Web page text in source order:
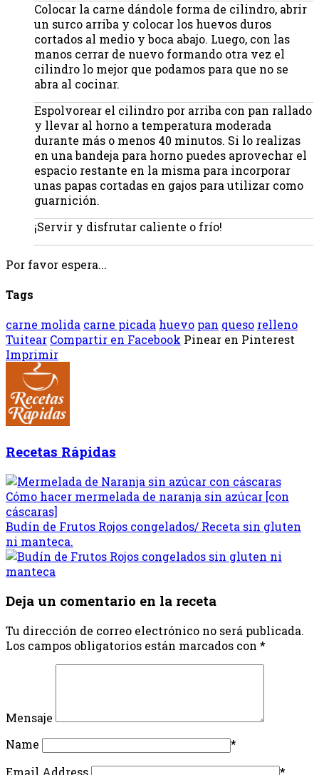
Colocar la carne dándole forma de cilindro, abrir
un surco arriba y colocar los huevos duros
cortados al medio y boca abajo. Luego, con las
manos cerrar de nuevo formando otra vez el
cilindro lo mejor que podamos para que no se
abra al cocinar.
Espolvorear el cilindro por arriba con pan rallado
y llevar al horno a temperatura moderada
durante más o menos 40 minutos. Si lo realizas
en una bandeja para horno puedes aprovechar el
espacio restante en la misma para incorporar
unas papas cortadas en gajos para utilizar como
guarnición.
¡Servir y disfrutar caliente o frío!
Por favor espera...
Tags
carne molida carne picada huevo pan queso relleno
Tuitear Compartir en Facebook Pinear en Pinterest
Imprimir
Recetas Rápidas
Cómo hacer mermelada de naranja sin azúcar [con
cáscaras]
Budín de Frutos Rojos congelados/ Receta sin gluten
ni manteca.
Deja un comentario en la receta
Tu dirección de correo electrónico no será publicada.
Los campos obligatorios están marcados con *
Mensaje
Name
*
Email Address
*